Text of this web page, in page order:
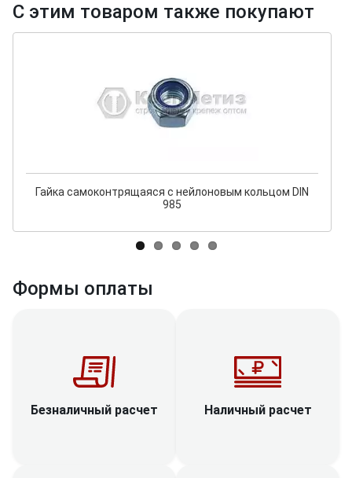
С этим товаром также покупают
Гайка самоконтрящаяся с нейлоновым кольцом DIN
985
Формы оплаты
Безналичный расчет Наличный расчет